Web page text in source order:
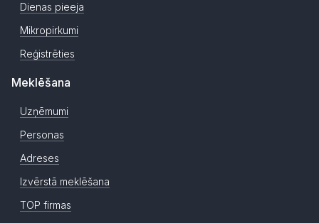
Dienas pieeja
Mikropirkumi
Reģistrēties
Meklēšana
Uzņēmumi
Personas
Adreses
Izvērstā meklēšana
TOP firmas